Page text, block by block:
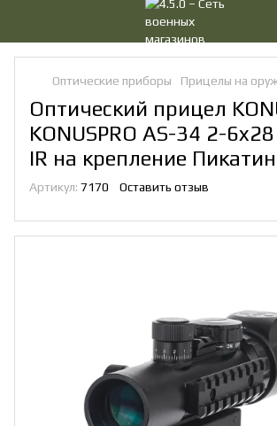
Оптические приборы Прицелы на
Оптический прицел
KONUSPRO AS-34 2-
IR на крепление
Артикул: 7170 Оставить отзыв